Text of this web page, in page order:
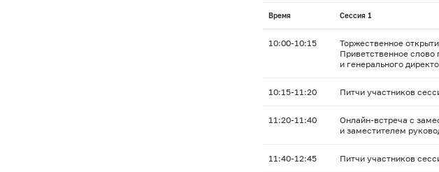
Время Сессия 1
10:00-10:15
Торжественное
Приветственное
и генерального
10:15-11:20 Питчи участников
11:20-11:40
Онлайн-встреча с
и заместителем
11:40-12:45 Питчи участников